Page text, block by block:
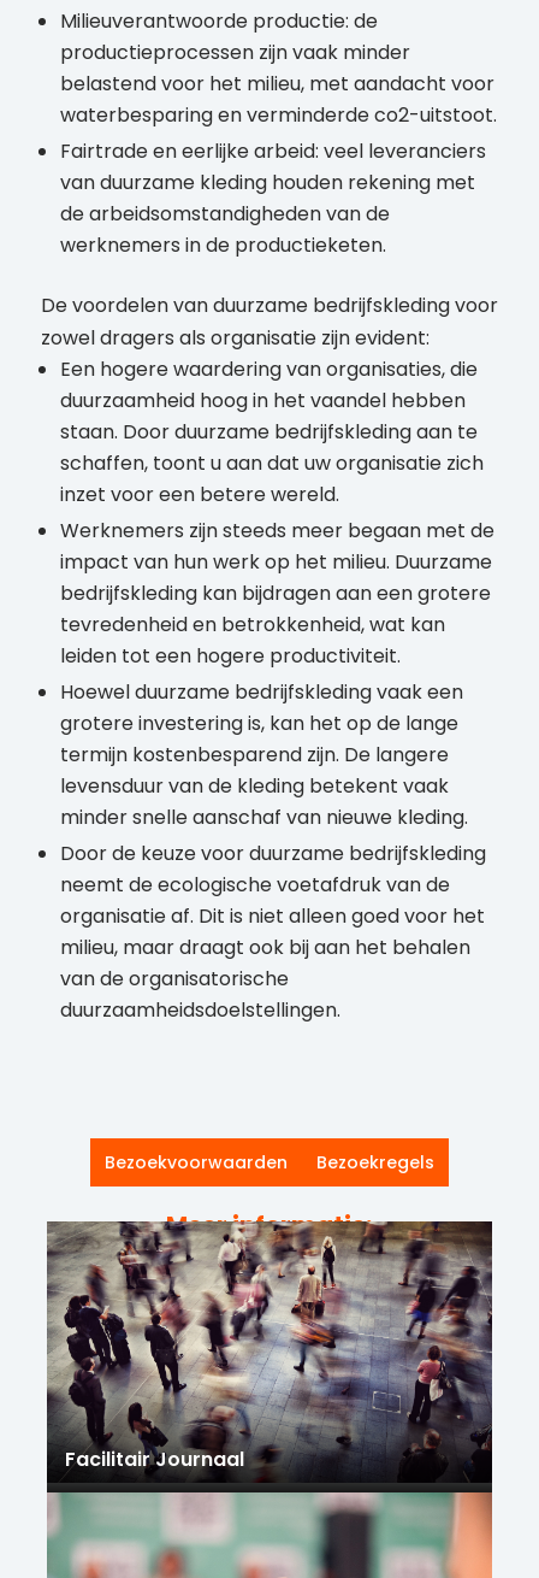
Milieuverantwoorde productie: de
productieprocessen zijn vaak minder
belastend voor het milieu, met aandacht voor
waterbesparing en verminderde co2-uitstoot.
Fairtrade en eerlijke arbeid: veel leveranciers
van duurzame kleding houden rekening met
de arbeidsomstandigheden van de
werknemers in de productieketen.
De voordelen van duurzame bedrijfskleding voor
zowel dragers als organisatie zijn evident:
Een hogere waardering van organisaties, die
duurzaamheid hoog in het vaandel hebben
staan. Door duurzame bedrijfskleding aan te
schaffen, toont u aan dat uw organisatie zich
inzet voor een betere wereld.
Werknemers zijn steeds meer begaan met de
impact van hun werk op het milieu. Duurzame
bedrijfskleding kan bijdragen aan een grotere
tevredenheid en betrokkenheid, wat kan
leiden tot een hogere productiviteit.
Hoewel duurzame bedrijfskleding vaak een
grotere investering is, kan het op de lange
termijn kostenbesparend zijn. De langere
levensduur van de kleding betekent vaak
minder snelle aanschaf van nieuwe kleding.
Door de keuze voor duurzame bedrijfskleding
neemt de ecologische voetafdruk van de
organisatie af. Dit is niet alleen goed voor het
milieu, maar draagt ook bij aan het behalen
van de organisatorische
duurzaamheidsdoelstellingen.
Bezoekvoorwaarden Bezoekregels
Meer informatie:
Facilitair Journaal